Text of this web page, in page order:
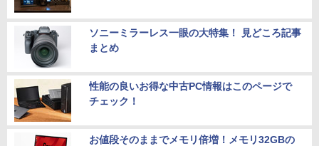
ソニーミラーレス一眼の大特集！ 見どころ記事
まとめ
性能の良いお得な中古PC情報はこのページで
チェック！
お値段そのままでメモリ倍増！メモリ32GBの